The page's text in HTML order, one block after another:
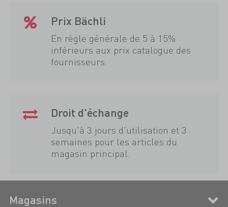
Prix Bächli
En règle générale de 5 à 15%
inférieurs aux prix catalogue des
fournisseurs.
Droit d'échange
Jusqu'à 3 jours d'utilisation et 3
semaines pour les articles du
magasin principal.
Magasins